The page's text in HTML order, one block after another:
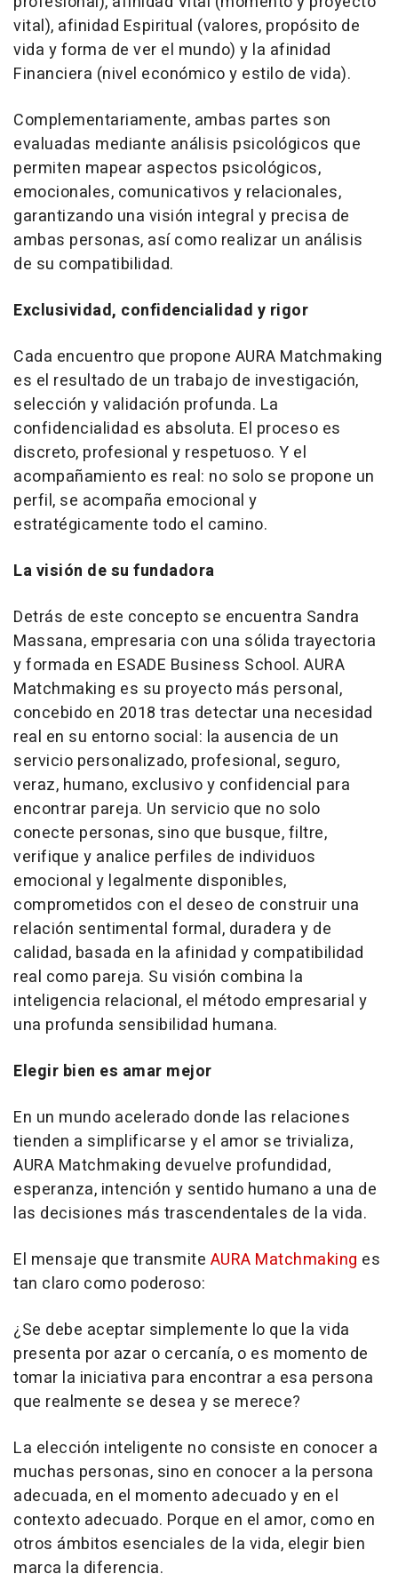
vital), afinidad Espiritual (valores, propósito de
vida y forma de ver el mundo) y la afinidad
Financiera (nivel económico y estilo de vida).
Complementariamente, ambas partes son
evaluadas mediante análisis psicológicos que
permiten mapear aspectos psicológicos,
emocionales, comunicativos y relacionales,
garantizando una visión integral y precisa de
ambas personas, así como realizar un análisis
de su compatibilidad.
Exclusividad, confidencialidad y rigor
Cada encuentro que propone AURA Matchmaking
es el resultado de un trabajo de investigación,
selección y validación profunda. La
confidencialidad es absoluta. El proceso es
discreto, profesional y respetuoso. Y el
acompañamiento es real: no solo se propone un
perfil, se acompaña emocional y
estratégicamente todo el camino.
La visión de su fundadora
Detrás de este concepto se encuentra Sandra
Massana, empresaria con una sólida trayectoria
y formada en ESADE Business School. AURA
Matchmaking es su proyecto más personal,
concebido en 2018 tras detectar una necesidad
real en su entorno social: la ausencia de un
servicio personalizado, profesional, seguro,
veraz, humano, exclusivo y confidencial para
encontrar pareja. Un servicio que no solo
conecte personas, sino que busque, filtre,
verifique y analice perfiles de individuos
emocional y legalmente disponibles,
comprometidos con el deseo de construir una
relación sentimental formal, duradera y de
calidad, basada en la afinidad y compatibilidad
real como pareja. Su visión combina la
inteligencia relacional, el método empresarial y
una profunda sensibilidad humana.
Elegir bien es amar mejor
En un mundo acelerado donde las relaciones
tienden a simplificarse y el amor se trivializa,
AURA Matchmaking devuelve profundidad,
esperanza, intención y sentido humano a una de
las decisiones más trascendentales de la vida.
El mensaje que transmite AURA Matchmaking es
tan claro como poderoso:
¿Se debe aceptar simplemente lo que la vida
presenta por azar o cercanía, o es momento de
tomar la iniciativa para encontrar a esa persona
que realmente se desea y se merece?
La elección inteligente no consiste en conocer a
muchas personas, sino en conocer a la persona
adecuada, en el momento adecuado y en el
contexto adecuado. Porque en el amor, como en
otros ámbitos esenciales de la vida, elegir bien
marca la diferencia.